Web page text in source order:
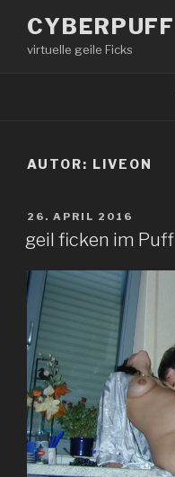
Inhalt
springen
CYBERPUFF
virtuelle geile Ficks
AUTOR: LIVEON
VERÖFFENTLICHT
AM
26. APRIL 2016
geil ficken im Puff